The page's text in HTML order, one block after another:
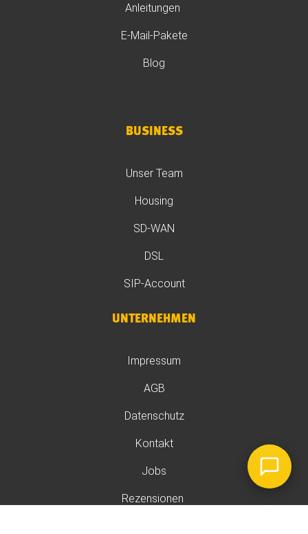
Anleitungen
E-Mail-Pakete
Blog
BUSINESS
Unser Team
Housing
SD-WAN
DSL
SIP-Account
UNTERNEHMEN
Impressum
AGB
Datenschutz
Kontakt
Jobs
Rezensionen